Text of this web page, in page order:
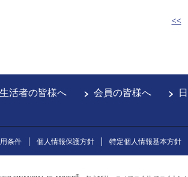
<<
生活者の皆様へ 会員の皆様へ
条件 個人情報保護方針 特定個人情報基本方針
®